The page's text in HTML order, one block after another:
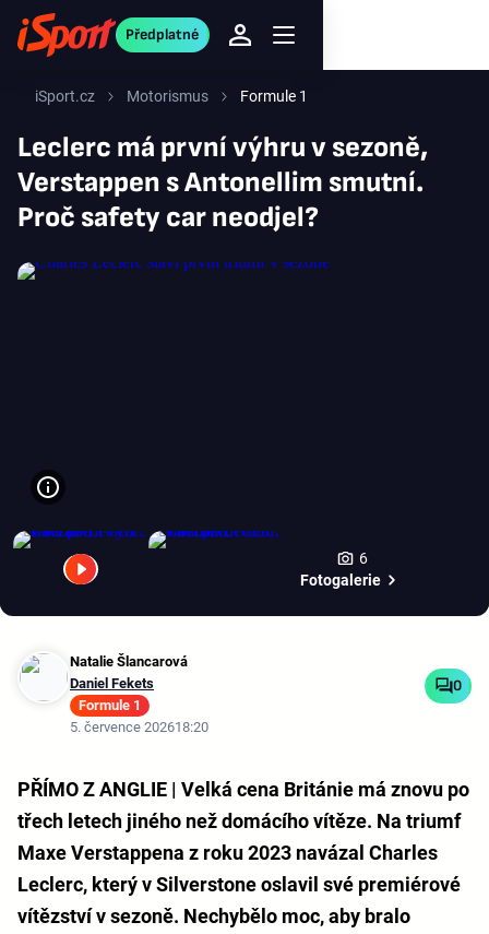
Předplatné
iSport.cz Motorismus Formule 1
Leclerc má první výhru v sezoně,
Verstappen s Antonellim smutní.
Proč safety car neodjel?
6
Fotogalerie
Natalie Šlancarová
Daniel Fekets
Formule 1
5. července 202618:20
0
PŘÍMO Z ANGLIE | Velká cena Británie má znovu po
třech letech jiného než domácího vítěze. Na triumf
Maxe Verstappena z roku 2023 navázal Charles
Leclerc, který v Silverstone oslavil své premiérové
vítězství v sezoně. Nechybělo moc, aby bralo